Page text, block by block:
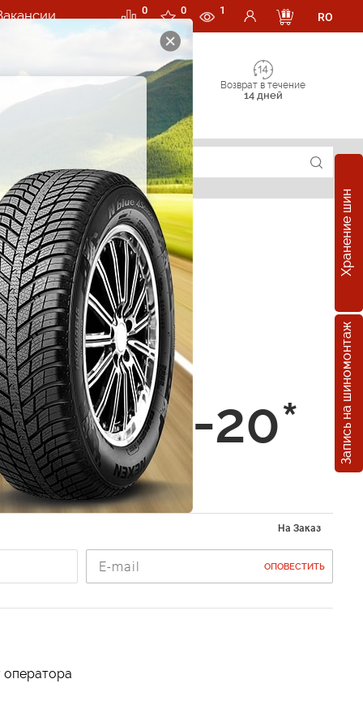
0 0 1
RO
Возврат в течение
14 дней
Хранение шин
Запись на шиномонтаж
C-L -20*
На Заказ
ОПОВЕСТИТЬ
оператора